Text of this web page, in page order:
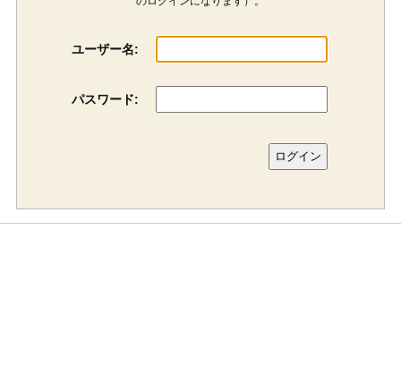
ユーザー名:
パスワード: